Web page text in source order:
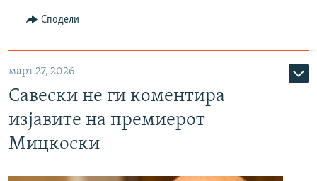
Сподели
март 27, 2026
Савески не ги коментира
изјавите на премиерот
Мицкоски